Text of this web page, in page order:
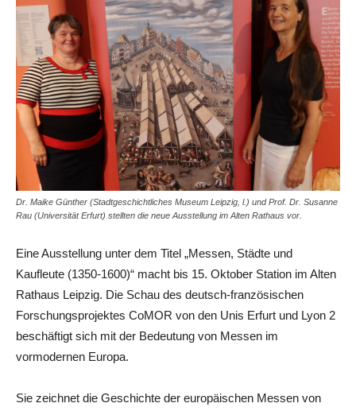
Dr. Maike Günther (Stadtgeschichtliches Museum Leipzig, l.) und Prof. Dr. Susanne
Rau (Universität Erfurt) stellten die neue Ausstellung im Alten Rathaus vor.
Eine Ausstellung unter dem Titel „Messen, Städte und
Kaufleute (1350-1600)“ macht bis 15. Oktober Station im Alten
Rathaus Leipzig. Die Schau des deutsch-französischen
Forschungsprojektes CoMOR von den Unis Erfurt und Lyon 2
beschäftigt sich mit der Bedeutung von Messen im
vormodernen Europa.
Sie zeichnet die Geschichte der europäischen Messen von